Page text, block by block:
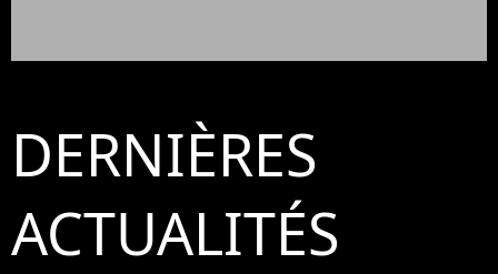
DERNIÈRES
ACTUALITÉS